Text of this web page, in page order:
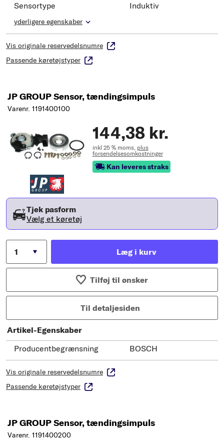
Sensortype
Induktiv
yderligere egenskaber
Vis originale reservedelsnumre
Passende køretøjstyper
JP GROUP Sensor, tændingsimpuls
Varenr. 1191400100
144,38 kr.
inkl 25 % moms, plus
forsendelsesomkostninger
Kan leveres straks
Tjek pasform
Vælg et køretøj
Læg i kurv
Tilføj til ønsker
Til detaljesiden
Artikel-Egenskaber
Producentbegrænsning
BOSCH
Vis originale reservedelsnumre
Passende køretøjstyper
JP GROUP Sensor, tændingsimpuls
Varenr. 1191400200